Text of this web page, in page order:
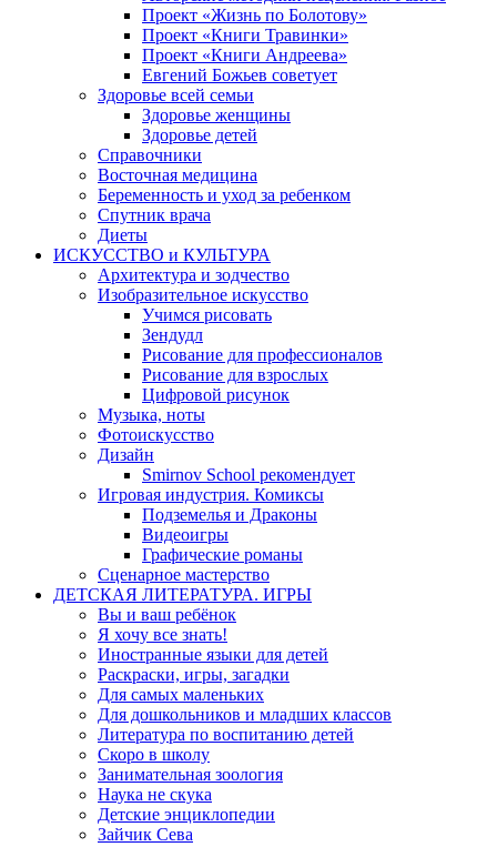
Проект «Жизнь по Болотову»
Проект «Книги Травинки»
Проект «Книги Андреева»
Евгений Божьев советует
Здоровье всей семьи
Здоровье женщины
Здоровье детей
Справочники
Восточная медицина
Беременность и уход за ребенком
Спутник врача
Диеты
ИСКУССТВО и КУЛЬТУРА
Архитектура и зодчество
Изобразительное искусство
Учимся рисовать
Зендудл
Рисование для профессионалов
Рисование для взрослых
Цифровой рисунок
Музыка, ноты
Фотоискусство
Дизайн
Smirnov School рекомендует
Игровая индустрия. Комиксы
Подземелья и Драконы
Видеоигры
Графические романы
Сценарное мастерство
ДЕТСКАЯ ЛИТЕРАТУРА. ИГРЫ
Вы и ваш ребёнок
Я хочу все знать!
Иностранные языки для детей
Раскраски, игры, загадки
Для самых маленьких
Для дошкольников и младших классов
Литература по воспитанию детей
Скоро в школу
Занимательная зоология
Наука не скука
Детские энциклопедии
Зайчик Сева